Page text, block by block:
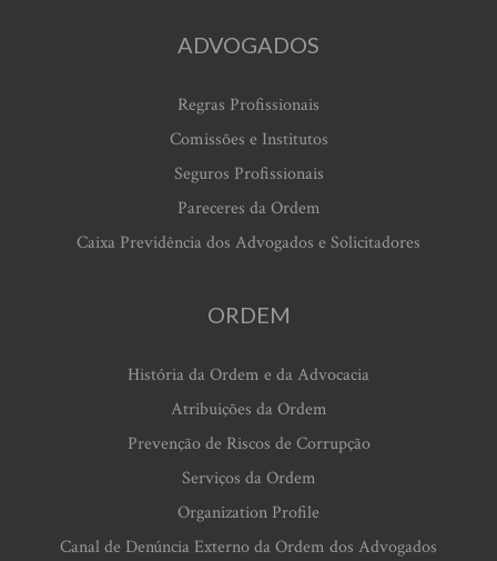
ADVOGADOS
Regras Profissionais
Comissões e Institutos
Seguros Profissionais
Pareceres da Ordem
Caixa Previdência dos Advogados e Solicitadores
ORDEM
História da Ordem e da Advocacia
Atribuições da Ordem
Prevenção de Riscos de Corrupção
Serviços da Ordem
Organization Profile
Canal de Denúncia Externo da Ordem dos Advogados